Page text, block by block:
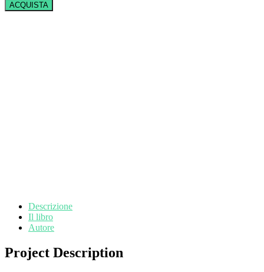
ACQUISTA
Descrizione
Il libro
Autore
Project Description